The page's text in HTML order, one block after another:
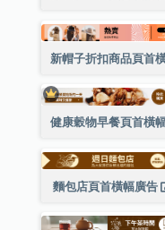
麵包店頁首橫幅廣告